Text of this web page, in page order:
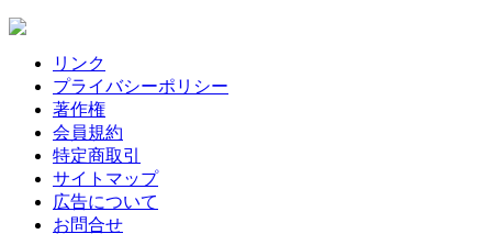
リンク
プライバシーポリシー
著作権
会員規約
特定商取引
サイトマップ
広告について
お問合せ